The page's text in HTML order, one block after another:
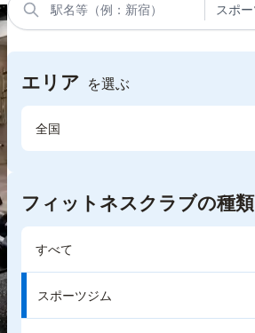
エリア を選ぶ
全国
フィットネスクラブの種類
すべて
スポーツジム